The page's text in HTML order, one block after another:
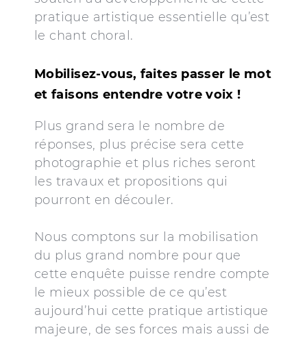
pratique artistique essentielle qu’est
le chant choral.
Mobilisez-vous, faites passer le mot
et faisons entendre votre voix !
Plus grand sera le nombre de
réponses, plus précise sera cette
photographie et plus riches seront
les travaux et propositions qui
pourront en découler.
Nous comptons sur la mobilisation
du plus grand nombre pour que
cette enquête puisse rendre compte
le mieux possible de ce qu’est
aujourd’hui cette pratique artistique
majeure, de ses forces mais aussi de